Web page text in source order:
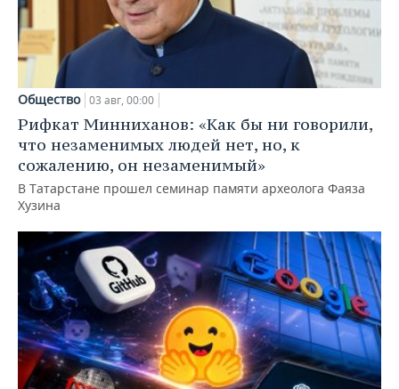
Общество 03 авг, 00:00
Рифкат Минниханов: «Как бы ни говорили,
что незаменимых людей нет, но, к
сожалению, он незаменимый»
В Татарстане прошел семинар памяти археолога Фаяза
Хузина